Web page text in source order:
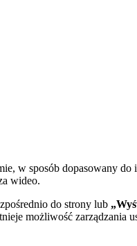
w sposób dopasowany
wideo.
do strony lub
możliwość